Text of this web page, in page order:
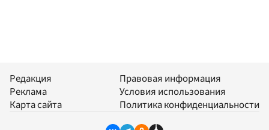
Редакция
Реклама
Карта сайта
Правовая информация
Условия использования
Политика конфиденциальности